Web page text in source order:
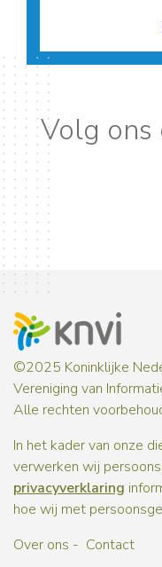
Volg ons
©2025 Koninklijke
Vereniging van
Alle rechten
In het kader van onze
verwerken wij
privacyverklaring
hoe wij met
Over ons
Contact